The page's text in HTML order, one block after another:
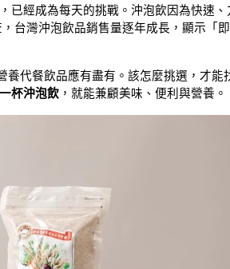
，已經成為每天的挑戰。沖泡飲因為快速
台灣沖泡飲品銷售量逐年成長，顯示「
代餐飲品應有盡有。該怎麼挑選，才能
一杯沖泡飲 ，就能兼顧美味、便利與營養。